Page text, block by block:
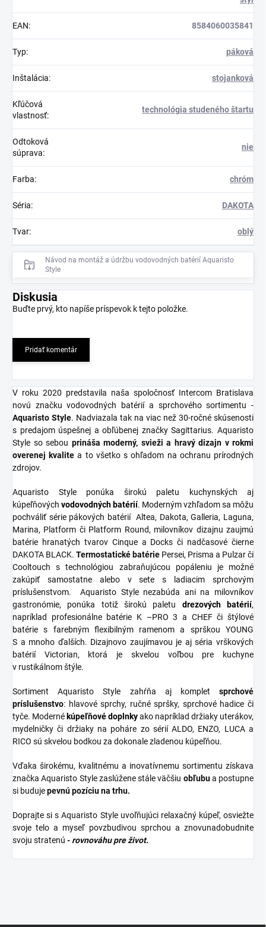
EAN: 8584060035841
Typ: páková
Inštalácia: stojanková
Kľúčová
vlastnosť:
technológia studeného štartu
Odtoková
súprava:
nie
Farba: chróm
Séria: DAKOTA
Tvar: oblý
Návod na montáž a údržbu vodovodných batérií Aquaristo
Style
Diskusia
Buďte prvý, kto napíše príspevok k tejto položke.
Pridať komentár
V roku 2020 predstavila naša spoločnosť Intercom Bratislava
novú značku vodovodných batérií a sprchového sortimentu -
Aquaristo Style. Nadviazala tak na viac než 30-ročné skúsenosti
s predajom úspešnej a obľúbenej značky Sagittarius. Aquaristo
Style so sebou prináša moderný, svieži a hravý dizajn v rokmi
overenej kvalite a to všetko s ohľadom na ochranu prírodných
zdrojov.
Aquaristo Style ponúka širokú paletu kuchynských aj
kúpeľňových vodovodných batérií. Moderným vzhľadom sa môžu
pochváliť série pákových batérií Altea, Dakota, Galleria, Laguna,
Marina, Platform či Platform Round, milovníkov dizajnu zaujmú
batérie hranatých tvarov Cinque a Docks či nadčasové čierne
DAKOTA BLACK. Termostatické batérie Persei, Prisma a Pulzar či
Cooltouch s technológiou zabraňujúcou popáleniu je možné
zakúpiť samostatne alebo v sete s ladiacim sprchovým
príslušenstvom. Aquaristo Style nezabúda ani na milovníkov
gastronómie, ponúka totiž širokú paletu drezových batérií,
napríklad profesionálne batérie K –PRO 3 a CHEF či štýlové
batérie s farebným flexibilným ramenom a sprškou YOUNG
S a mnoho ďalších. Dizajnovo zaujímavou je aj séria vrškových
batérií Victorian, ktorá je skvelou voľbou pre kuchyne
v rustikálnom štýle.
Sortiment Aquaristo Style zahŕňa aj komplet sprchové
príslušenstvo: hlavové sprchy, ručné spršky, sprchové hadice či
tyče. Moderné kúpeľňovédoplnkyako napríklad držiaky uterákov,
mydelničky či držiaky na poháre zo sérií ALDO, ENZO, LUCA a
RICO sú skvelou bodkou za dokonale zladenou kúpeľňou.
Vďaka širokému, kvalitnému a inovatívnemu sortimentu získava
značka Aquaristo Style zaslúžene stále väčšiu obľubua postupne
si budujepevnú pozíciu na trhu.
Doprajte si s Aquaristo Style uvoľňujúci relaxačný kúpeľ, osviežte
svoje telo a myseľ povzbudivou sprchou a znovunadobudnite
svoju stratenú - rovnováhu pre život.